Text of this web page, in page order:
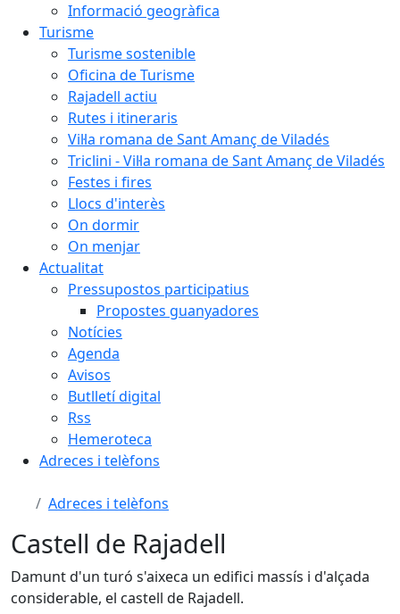
Informació geogràfica
Turisme
Turisme sostenible
Oficina de Turisme
Rajadell actiu
Rutes i itineraris
Vil·la romana de Sant Amanç de Viladés
Triclini - Vil·la romana de Sant Amanç de Viladés
Festes i fires
Llocs d'interès
On dormir
On menjar
Actualitat
Pressupostos participatius
Propostes guanyadores
Notícies
Agenda
Avisos
Butlletí digital
Rss
Hemeroteca
Adreces i telèfons
Adreces i telèfons
Castell de Rajadell
Damunt d'un turó s'aixeca un edifici massís i d'alçada
considerable, el castell de Rajadell.